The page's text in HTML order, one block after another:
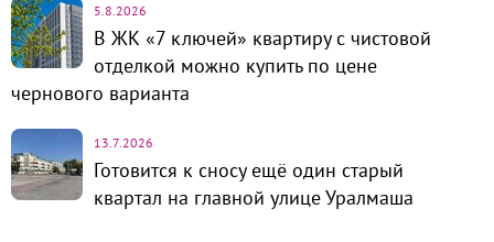
5.8.2026
В ЖК «7 ключей» квартиру с чистовой
отделкой можно купить по цене
чернового варианта
13.7.2026
Готовится к сносу ещё один старый
квартал на главной улице Уралмаша